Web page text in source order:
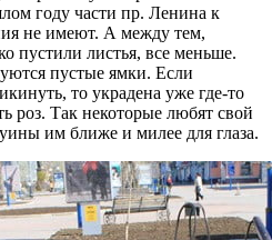
году части пр. Ленина к
не имеют. А между тем,
пустили листья, все меньше.
пустые ямки. Если
то украдена уже где-то
роз. Так некоторые любят свой
им ближе и милее для глаза.